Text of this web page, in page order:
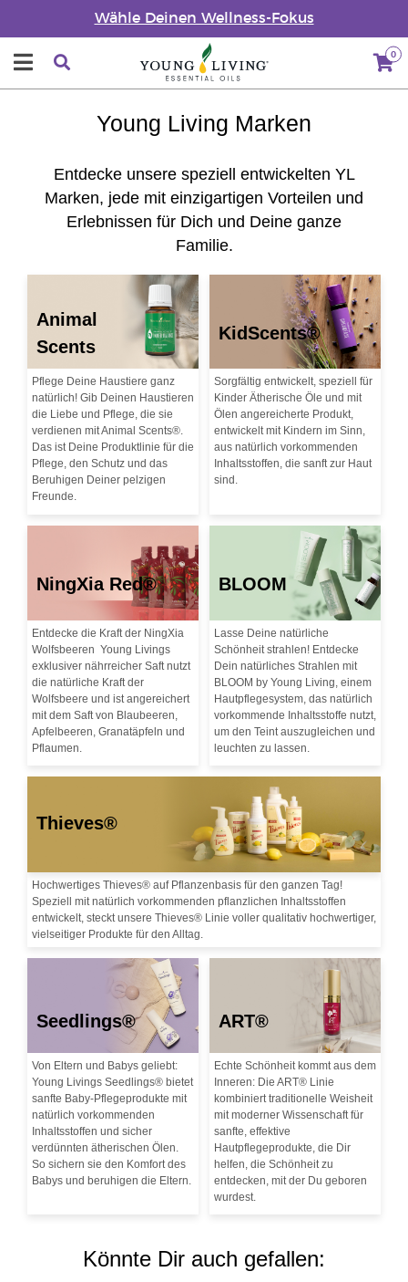
Wähle Deinen Wellness-Fokus
0
Young Living Marken
Entdecke unsere speziell entwickelten YL
Marken, jede mit einzigartigen Vorteilen und
Erlebnissen für Dich und Deine ganze
Familie.
Animal
Scents
Pflege Deine Haustiere ganz
natürlich! Gib Deinen Haustieren
die Liebe und Pflege, die sie
verdienen mit Animal Scents®.
Das ist Deine Produktlinie für die
Pflege, den Schutz und das
Beruhigen Deiner pelzigen
Freunde.
KidScents®
Sorgfältig entwickelt, speziell für
Kinder Ätherische Öle und mit
Ölen angereicherte Produkt,
entwickelt mit Kindern im Sinn,
aus natürlich vorkommenden
Inhaltsstoffen, die sanft zur Haut
sind.
NingXia Red®
Entdecke die Kraft der NingXia
Wolfsbeeren Young Livings
exklusiver nährreicher Saft nutzt
die natürliche Kraft der
Wolfsbeere und ist angereichert
mit dem Saft von Blaubeeren,
Apfelbeeren, Granatäpfeln und
Pflaumen.
BLOOM
Lasse Deine natürliche
Schönheit strahlen! Entdecke
Dein natürliches Strahlen mit
BLOOM by Young Living, einem
Hautpflegesystem, das natürlich
vorkommende Inhaltsstoffe nutzt,
um den Teint auszugleichen und
leuchten zu lassen.
Thieves®
Hochwertiges Thieves® auf Pflanzenbasis für den ganzen Tag!
Speziell mit natürlich vorkommenden pflanzlichen Inhaltsstoffen
entwickelt, steckt unsere Thieves® Linie voller qualitativ hochwertiger,
vielseitiger Produkte für den Alltag.
Seedlings®
Von Eltern und Babys geliebt:
Young Livings Seedlings® bietet
sanfte Baby-Pflegeprodukte mit
natürlich vorkommenden
Inhaltsstoffen und sicher
verdünnten ätherischen Ölen.
So sichern sie den Komfort des
Babys und beruhigen die Eltern.
ART®
Echte Schönheit kommt aus dem
Inneren: Die ART® Linie
kombiniert traditionelle Weisheit
mit moderner Wissenschaft für
sanfte, effektive
Hautpflegeprodukte, die Dir
helfen, die Schönheit zu
entdecken, mit der Du geboren
wurdest.
Könnte Dir auch gefallen: